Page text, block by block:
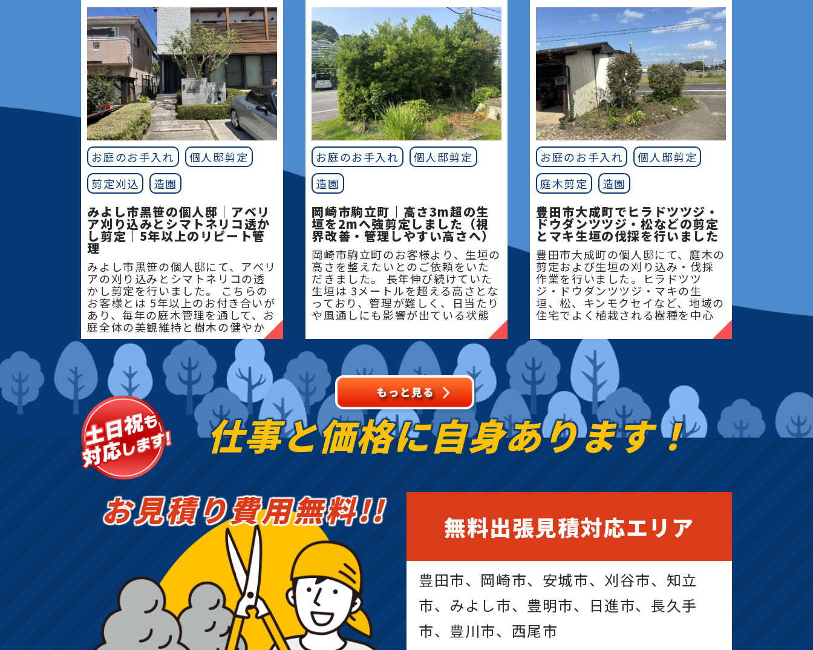
お庭のお手入れ
個人邸剪定
剪定刈込
造園
みよし市黒笹の個人邸｜アベリ
ア刈り込みとシマトネリコ透か
し剪定｜5年以上のリピート管
理
みよし市黒笹の個人邸にて、アベリ
アの刈り込みとシマトネリコの透
かし剪定を行いました。 こちらの
お客様とは 5年以上のお付き合いが
あり、毎年の庭木管理を通して、お
庭全体の美観維持と樹木の健やか
な成長をサポー
お庭のお手入れ
個人邸剪定
造園
岡崎市駒立町｜高さ3m超の生
垣を2mへ強剪定しました（視
界改善・管理しやすい高さへ）
岡崎市駒立町のお客様より、生垣の
高さを整えたいとのご依頼をいた
だきました。 長年伸び続けていた
生垣は 3メートルを超える高さとな
っており、管理が難しく、日当たり
や風通しにも影響が出ている状態
お庭のお手入れ
個人邸剪定
庭木剪定
造園
豊田市大成町でヒラドツツジ・
ドウダンツツジ・松などの剪定
とマキ生垣の伐採を行いました
豊田市大成町の個人邸にて、庭木の
剪定および生垣の刈り込み・伐採
作業を行いました。ヒラドツツ
ジ・ドウダンツツジ・マキの生
垣、松、キンモクセイなど、地域の
住宅でよく植栽される樹種を中心
仕事と価格に自身あります！
お見積り費用無料!! 無料出張見積対応エリア
豊田市、岡崎市、安城市、刈谷市、知立
市、みよし市、豊明市、日進市、長久手
市、豊川市、西尾市